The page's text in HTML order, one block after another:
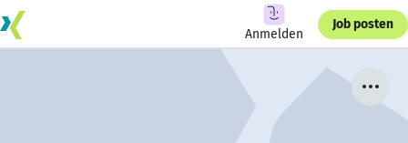
Anmelden
Job posten